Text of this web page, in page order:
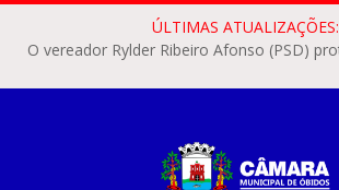
ÚLTIMAS ATUALIZAÇÕES: